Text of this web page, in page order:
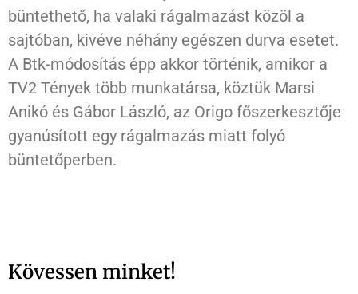
büntethető, ha valaki rágalmazást közöl a
sajtóban, kivéve néhány egészen durva esetet.
A Btk-módosítás épp akkor történik, amikor a
TV2 Tények több munkatársa, köztük Marsi
Anikó és Gábor László, az Origo főszerkesztője
gyanúsított egy rágalmazás miatt folyó
büntetőperben.
Kövessen minket!